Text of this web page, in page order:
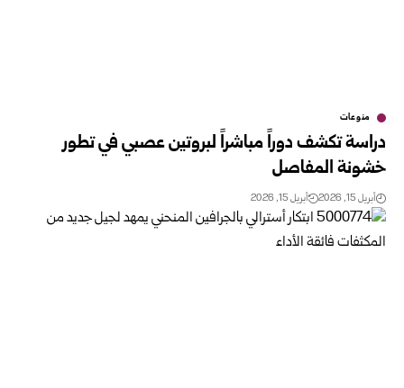
منوعات
دراسة تكشف دوراً مباشراً لبروتين عصبي في تطور
خشونة المفاصل
أبريل 15, 2026 أبريل 15, 2026